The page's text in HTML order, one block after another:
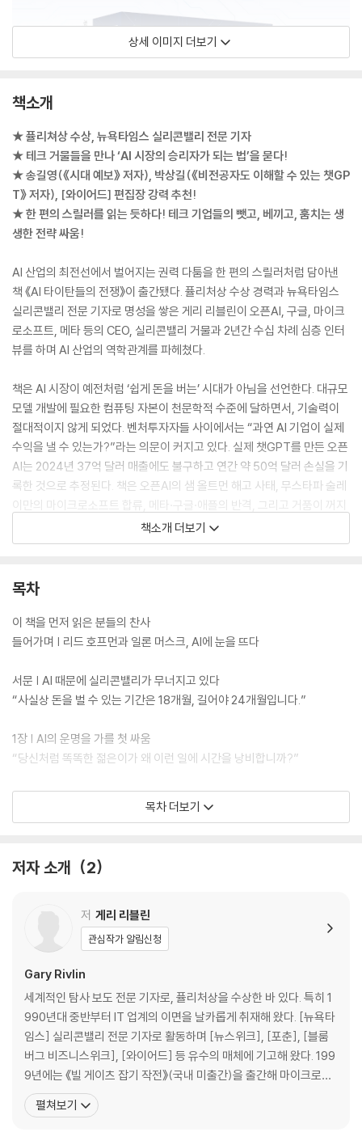
상세 이미지 더보기
책소개
★ 퓰리쳐상 수상, 뉴욕타임스 실리콘밸리 전문 기자
★ 테크 거물들을 만나 ‘AI 시장의 승리자가 되는 법’을 묻다!
★ 송길영(《시대 예보》 저자), 박상길(《비전공자도 이해할 수 있는 챗GP
T》 저자), [와이어드] 편집장 강력 추천!
★ 한 편의 스릴러를 읽는 듯하다! 테크 기업들의 뺏고, 베끼고, 훔치는 생
생한 전략 싸움!
AI 산업의 최전선에서 벌어지는 권력 다툼을 한 편의 스릴러처럼 담아낸
책 《AI 타이탄들의 전쟁》이 출간됐다. 퓰리처상 수상 경력과 뉴욕타임스
실리콘밸리 전문 기자로 명성을 쌓은 게리 리블린이 오픈AI, 구글, 마이크
로소프트, 메타 등의 CEO, 실리콘밸리 거물과 2년간 수십 차례 심층 인터
뷰를 하며 AI 산업의 역학관계를 파헤쳤다.
책은 AI 시장이 예전처럼 ‘쉽게 돈을 버는’ 시대가 아님을 선언한다. 대규모
모델 개발에 필요한 컴퓨팅 자본이 천문학적 수준에 달하면서, 기술력이
절대적이지 않게 되었다. 벤처투자자들 사이에서는 “과연 AI 기업이 실제
수익을 낼 수 있는가?”라는 의문이 커지고 있다. 실제 챗GPT를 만든 오픈
AI는 2024년 37억 달러 매출에도 불구하고 연간 약 50억 달러 손실을 기
록한 것으로 추정된다. 책은 오픈AI의 샘 올트먼 해고 사태, 무스타파 술레
이만의 마이크로소프트 합류, 메타·구글·애플의 반격, 그리고 거품이 꺼지
는 AI 스타트업 시장까지, 실리콘밸리 권력 지형의 변화를 생생하게 담아
내며 거대 기업과 스타트업의 미래를 전망한다.
책소개 더보기
목차
이 책을 먼저 읽은 분들의 찬사
들어가며 | 리드 호프먼과 일론 머스크, AI에 눈을 뜨다
서문 | AI 때문에 실리콘밸리가 무너지고 있다
“사실상 돈을 벌 수 있는 기간은 18개월, 길어야 24개월입니다.”
1장 | AI의 운명을 가를 첫 싸움
“당신처럼 똑똑한 젊은이가 왜 이런 일에 시간을 낭비합니까?”
2장 | 리드 호프먼, 기회를 따라 움직이다
“쉬운 돈벌이의 시대가 끝나고 있었다.”
“마이크로소프트가 그 시장에 뛰어들면 어떡할 건가요?”
4장 | 딥마인드, 끝나지 않는 자금 유치 전쟁
“AI 문제를 해결하려면 회사를 구글만큼 키워야 하는데, 그럴 시간이 없어
5장 | 오픈AI, 똑똑한 인재들이 모이다
“일론 머스크가 떠났습니다. 지원을 끊었습니다.”
6장 | 사티아 나델라, 마이크로소프트를 새로 고침 하다
“마이크로소프트 주가가 2000년 봄 이후 처음으로 오르기 시작했다.”
7장 | 구글과 딥마인드, 혁신과 현실 사이에서
목차 더보기
저자 소개 2
저 게리 리블린
관심작가 알림신청
Gary Rivlin
세계적인 탐사 보도 전문 기자로, 퓰리처상을 수상한 바 있다. 특히 1
990년대 중반부터 IT 업계의 이면을 날카롭게 취재해 왔다. [뉴욕타
임스] 실리콘밸리 전문 기자로 활동하며 [뉴스위크], [포춘], [블룸
버그 비즈니스위크], [와이어드] 등 유수의 매체에 기고해 왔다. 199
9년에는 《빌 게이츠 잡기 작전》(국내 미출간)을 출간해 마이크로소
프트의 산업 장악 시도와 소프트웨어 전쟁을 조망했다. 비즈니스·금
융 보도 부문에서 최고 권위를 지닌 제럴드 로브상을 두 차례 수상하
펼쳐보기